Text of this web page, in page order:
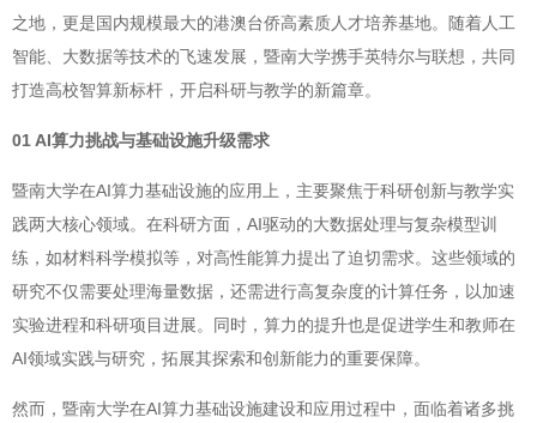
之地，更是国内规模最大的港澳台侨高素质人才培养基地。随着人工
智能、大数据等技术的飞速发展，暨南大学携手英特尔与联想，共同
打造高校智算新标杆，开启科研与教学的新篇章。
01 AI算力挑战与基础设施升级需求
暨南大学在AI算力基础设施的应用上，主要聚焦于科研创新与教学实
践两大核心领域。在科研方面，AI驱动的大数据处理与复杂模型训
练，如材料科学模拟等，对高性能算力提出了迫切需求。这些领域的
研究不仅需要处理海量数据，还需进行高复杂度的计算任务，以加速
实验进程和科研项目进展。同时，算力的提升也是促进学生和教师在
AI领域实践与研究，拓展其探索和创新能力的重要保障。
然而，暨南大学在AI算力基础设施建设和应用过程中，面临着诸多挑